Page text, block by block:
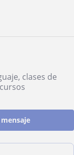
clases de